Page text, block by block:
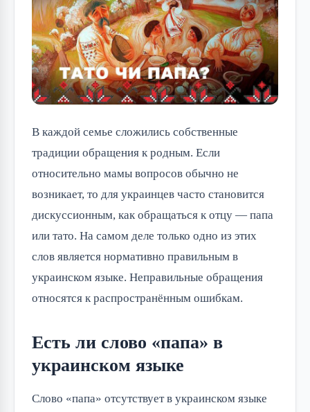
В каждой семье сложились собственные
традиции обращения к родным. Если
относительно мамы вопросов обычно не
возникает, то для украинцев часто становится
дискуссионным, как обращаться к отцу — папа
или тато. На самом деле только одно из этих
слов является нормативно правильным в
украинском языке. Неправильные обращения
относятся к распространённым ошибкам.
Есть ли слово «папа» в
украинском языке
Слово «папа» отсутствует в украинском языке